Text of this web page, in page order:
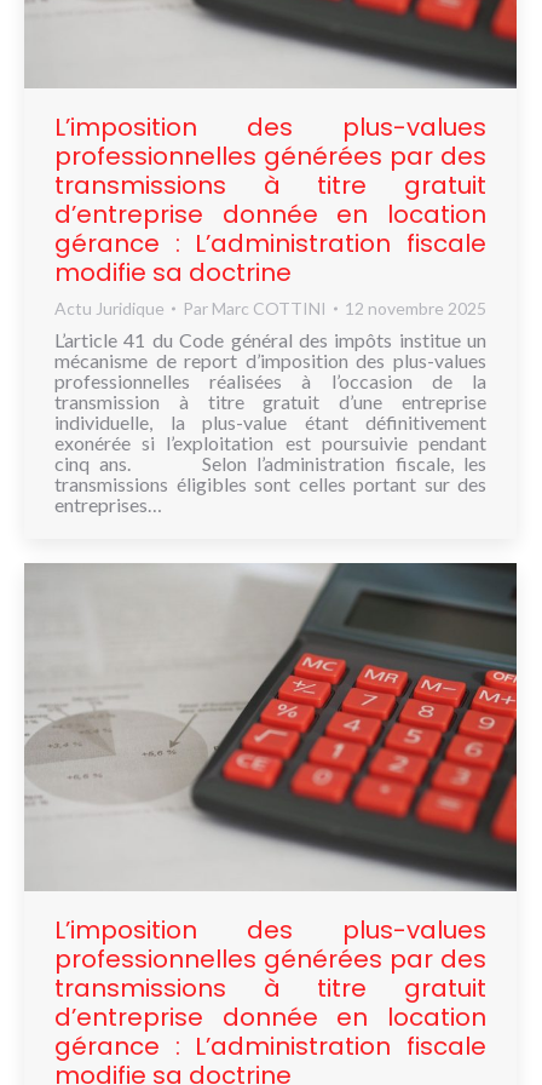
CONTACT
L’imposition des plus-values
professionnelles générées par des
transmissions à titre gratuit
d’entreprise donnée en location
gérance : L’administration fiscale
modifie sa doctrine
Actu Juridique Par Marc COTTINI 12 novembre 2025
L’article 41 du Code général des impôts institue un
mécanisme de report d’imposition des plus-values
professionnelles réalisées à l’occasion de la
transmission à titre gratuit d’une entreprise
individuelle, la plus-value étant définitivement
exonérée si l’exploitation est poursuivie pendant
cinq ans. Selon l’administration fiscale, les
transmissions éligibles sont celles portant sur des
entreprises…
L’imposition des plus-values
professionnelles générées par des
transmissions à titre gratuit
d’entreprise donnée en location
gérance : L’administration fiscale
modifie sa doctrine